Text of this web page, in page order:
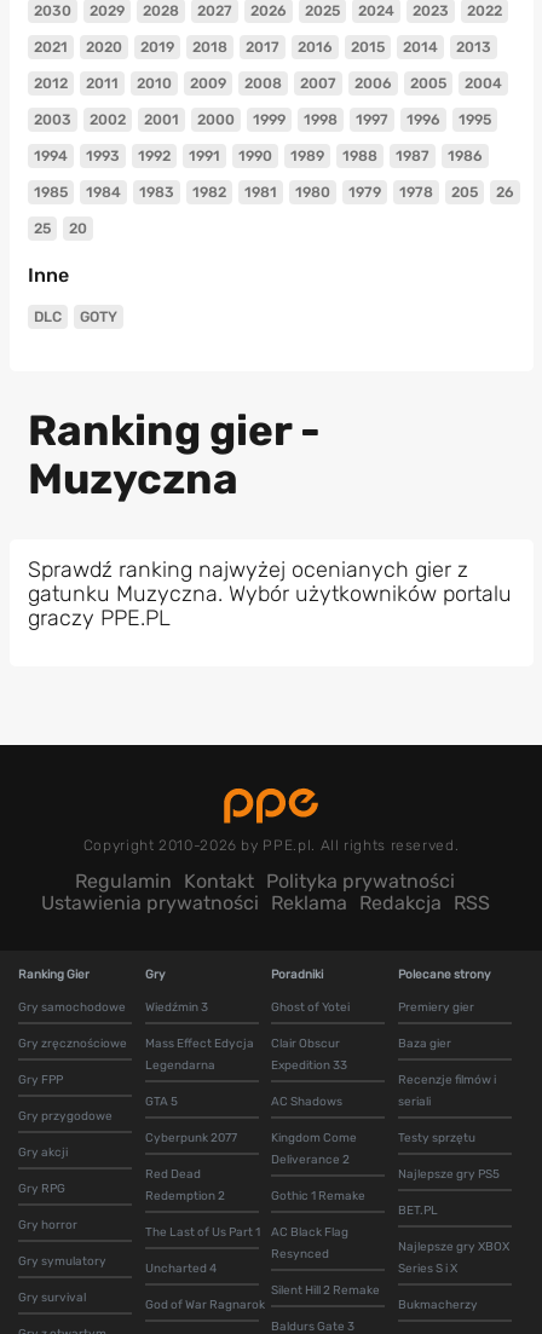
2030 2029 2028 2027 2026 2025 2024 2023 2022
2021 2020 2019 2018 2017 2016 2015 2014 2013
2012 2011 2010 2009 2008 2007 2006 2005 2004
2003 2002 2001 2000 1999 1998 1997 1996 1995
1994 1993 1992 1991 1990 1989 1988 1987 1986
1985 1984 1983 1982 1981 1980 1979 1978 205 26
25 20
Inne
DLC GOTY
Ranking gier -
Muzyczna
Sprawdź ranking najwyżej ocenianych gier z
gatunku Muzyczna. Wybór użytkowników portalu
graczy PPE.PL
Copyright 2010-2026 by PPE.pl. All rights reserved.
Regulamin Kontakt Polityka prywatności
Ustawienia prywatności
Reklama Redakcja RSS
Ranking Gier
Gry samochodowe
Gry zręcznościowe
Gry FPP
Gry przygodowe
Gry akcji
Gry RPG
Gry horror
Gry symulatory
Gry survival
Gry
Wiedźmin 3
Mass Effect Edycja
Legendarna
GTA 5
Cyberpunk 2077
Red Dead
Redemption 2
The Last of Us Part 1
Uncharted 4
God of War Ragnarok
Poradniki
Ghost of Yotei
Clair Obscur
Expedition 33
AC Shadows
Kingdom Come
Deliverance 2
Gothic 1 Remake
AC Black Flag
Resynced
Silent Hill 2 Remake
Baldurs Gate 3
Polecane strony
Premiery gier
Baza gier
Recenzje filmów i
seriali
Testy sprzętu
Najlepsze gry PS5
BET.PL
Najlepsze gry XBOX
Series S i X
Bukmacherzy